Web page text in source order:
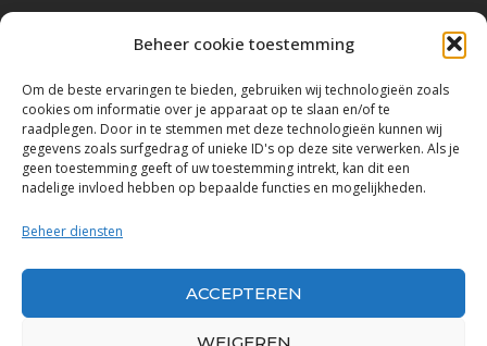
Beheer cookie toestemming
Om de beste ervaringen te bieden, gebruiken wij technologieën zoals
cookies om informatie over je apparaat op te slaan en/of te
raadplegen. Door in te stemmen met deze technologieën kunnen wij
gegevens zoals surfgedrag of unieke ID's op deze site verwerken. Als je
geen toestemming geeft of uw toestemming intrekt, kan dit een
nadelige invloed hebben op bepaalde functies en mogelijkheden.
Beheer diensten
ACCEPTEREN
WEIGEREN
“Voor de mooiste Blues, Rock, Roots &
Americana”
Copyright 2019 – 2026 Bluestown Music – All